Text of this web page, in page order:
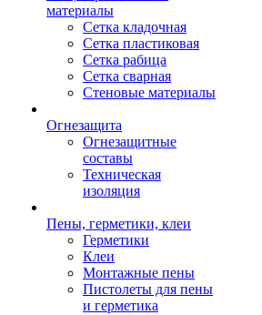
материалы
Сетка кладочная
Сетка пластиковая
Сетка рабица
Сетка сварная
Стеновые материалы
Огнезащита
Огнезащитные
составы
Техническая
изоляция
Пены, герметики, клеи
Герметики
Клеи
Монтажные пены
Пистолеты для пены
и герметика